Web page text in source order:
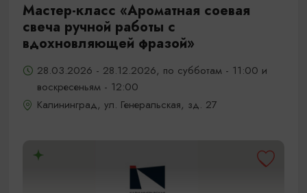
Мастер-класс «Ароматная соевая
свеча ручной работы с
вдохновляющей фразой»
28.03.2026 - 28.12.2026, по субботам - 11:00 и
воскресеньям - 12:00
Калининград, ул. Генеральская, зд. 27